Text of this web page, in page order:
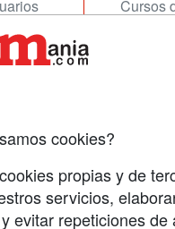
Cursos
cookies?
propias y de
servicios,
evitar repeticiones de